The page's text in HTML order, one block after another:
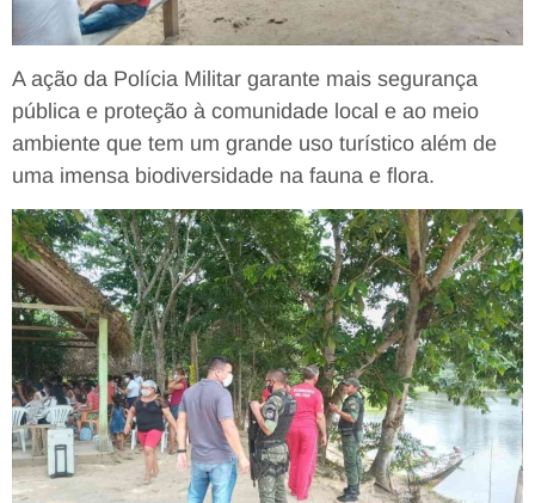
A ação da Polícia Militar garante mais segurança
pública e proteção à comunidade local e ao meio
ambiente que tem um grande uso turístico além de
uma imensa biodiversidade na fauna e flora.